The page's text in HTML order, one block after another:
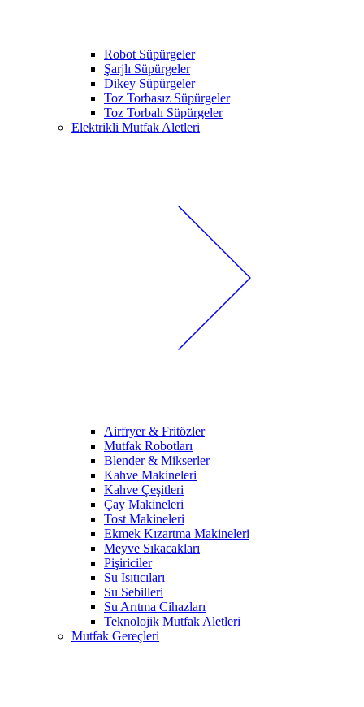
Robot Süpürgeler
Şarjlı Süpürgeler
Dikey Süpürgeler
Toz Torbasız Süpürgeler
Toz Torbalı Süpürgeler
Elektrikli Mutfak Aletleri
Airfryer & Fritözler
Mutfak Robotları
Blender & Mikserler
Kahve Makineleri
Kahve Çeşitleri
Çay Makineleri
Tost Makineleri
Ekmek Kızartma Makineleri
Meyve Sıkacakları
Pişiriciler
Su Isıtıcıları
Su Sebilleri
Su Arıtma Cihazları
Teknolojik Mutfak Aletleri
Mutfak Gereçleri